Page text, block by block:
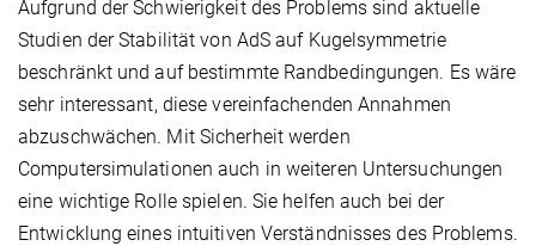
Aufgrund der Schwierigkeit des Problems sind aktuelle
Studien der Stabilität von AdS auf Kugelsymmetrie
beschränkt und auf bestimmte Randbedingungen. Es wäre
sehr interessant, diese vereinfachenden Annahmen
abzuschwächen. Mit Sicherheit werden
Computersimulationen auch in weiteren Untersuchungen
eine wichtige Rolle spielen. Sie helfen auch bei der
Entwicklung eines intuitiven Verständnisses des Problems.